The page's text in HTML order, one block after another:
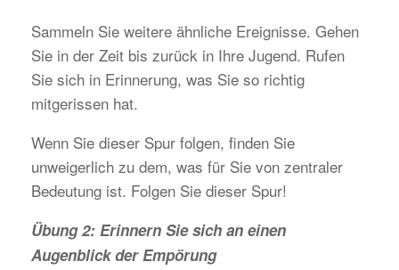
Sammeln Sie weitere ähnliche Ereignisse. Gehen
Sie in der Zeit bis zurück in Ihre Jugend. Rufen
Sie sich in Erinnerung, was Sie so richtig
mitgerissen hat.
Wenn Sie dieser Spur folgen, finden Sie
unweigerlich zu dem, was für Sie von zentraler
Bedeutung ist. Folgen Sie dieser Spur!
Übung 2: Erinnern Sie sich an einen
Augenblick der Empörung